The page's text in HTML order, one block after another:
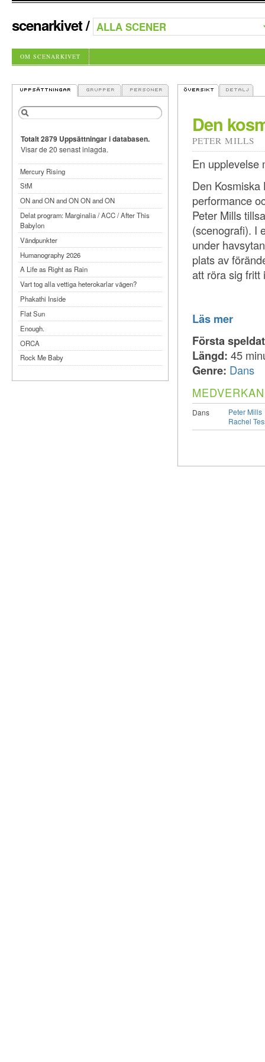
scenarkivet/
OM SCENARKIVET
Den
PETER MILLS
En upplevelse
Den
performance
Peter Mills
(scenografi). I
under
plats av
att röra sig fritt
Läs mer
Första
Längd: 45
Genre: Dans
Dans
Peter Mills
Rachel
Totalt 2879 Uppsättningar i databasen.
Visar de 20 senast inlagda.
Mercury Rising
StM
ON and ON and ON ON and ON
Delat program: Marginalia / ACC / After This
Babylon
Vändpunkter
Humanography 2026
A Life as Right as Rain
Vart tog alla vettiga heterokarlar vägen?
Phakathi Inside
Flat Sun
Enough.
ORCA
Rock Me Baby